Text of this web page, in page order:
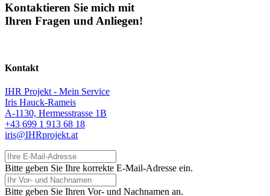
Kontaktieren Sie mich mit
Ihren Fragen und Anliegen!
Kontakt
IHR Projekt - Mein Service
Iris Hauck-Rameis
A-1130, Hermesstrasse 1B
+43 699 1 913 68 18
iris@IHRprojekt.at
Ihre E-Mail-Adresse
Bitte geben Sie Ihre korrekte E-Mail-Adresse ein.
Ihr Vor- und Nachnamen
Bitte geben Sie Ihren Vor- und Nachnamen an.